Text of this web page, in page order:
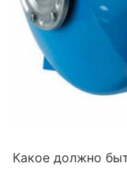
Какое должно